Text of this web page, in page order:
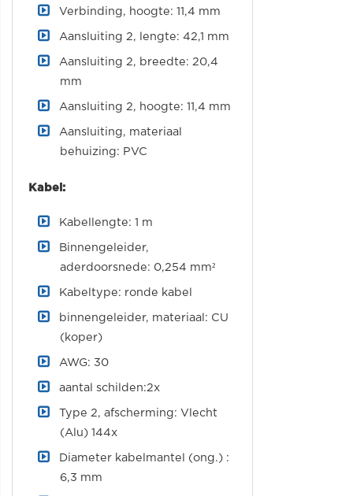
Verbinding, hoogte: 11,4 mm
Aansluiting 2, lengte: 42,1 mm
Aansluiting 2, breedte: 20,4
mm
Aansluiting 2, hoogte: 11,4 mm
Aansluiting, materiaal
behuizing: PVC
Kabel:
Kabellengte: 1 m
Binnengeleider,
aderdoorsnede: 0,254 mm²
Kabeltype: ronde kabel
binnengeleider, materiaal: CU
(koper)
AWG: 30
aantal schilden:2x
Type 2, afscherming: Vlecht
(Alu) 144x
Diameter kabelmantel (ong.) :
6,3 mm